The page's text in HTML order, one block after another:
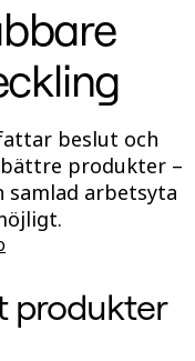
beslut och
produkter –
samlad arbetsyta
produkter